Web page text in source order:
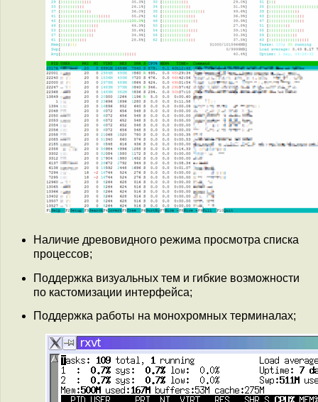
Наличие древовидного режима просмотра списка
процессов;
Поддержка визуальных тем и гибкие возможности
по кастомизации интерфейса;
Поддержка работы на монохромных терминалах;